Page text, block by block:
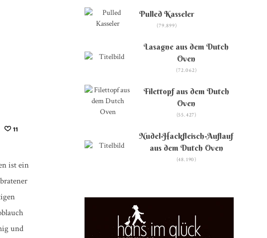
11
ist ein
und
Pulled Kasseler
(79.899)
Lasagne aus dem Dutch
Oven
(72.062)
Filettopf aus dem Dutch
Oven
(55.427)
Nudel-Hackfleisch-Auflauf
aus dem Dutch Oven
(48.190)